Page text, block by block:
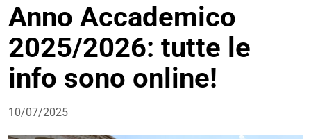
Anno Accademico
2025/2026: tutte le
info sono online!
10/07/2025